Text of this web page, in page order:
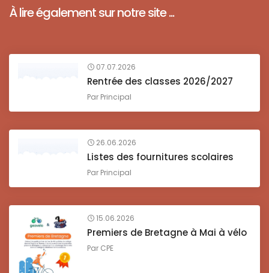
À lire également sur notre site ...
07.07.2026
Rentrée des classes 2026/2027
Par Principal
26.06.2026
Listes des fournitures scolaires
Par Principal
15.06.2026
Premiers de Bretagne à Mai à vélo
Par CPE